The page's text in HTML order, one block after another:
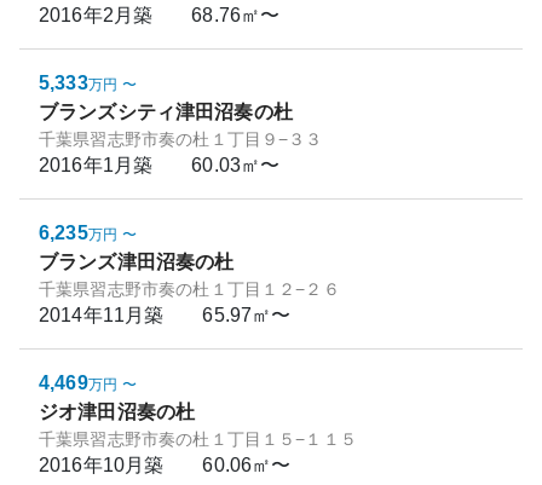
2016年2月築 68.76㎡〜
5,333万円 〜
ブランズシティ津田沼奏の杜
千葉県習志野市奏の杜１丁目９−３３
2016年1月築 60.03㎡〜
6,235万円 〜
ブランズ津田沼奏の杜
千葉県習志野市奏の杜１丁目１２−２６
2014年11月築 65.97㎡〜
4,469万円 〜
ジオ津田沼奏の杜
千葉県習志野市奏の杜１丁目１５−１１５
2016年10月築 60.06㎡〜